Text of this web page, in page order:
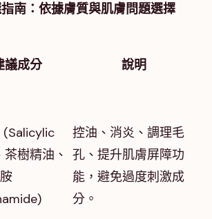
南：依據膚質與肌膚問題選擇
議成分 說明
(Salicylic
樹精油、
控油、消炎、調理毛
孔、提升肌膚屏障功
能，避免過度刺激成
分。